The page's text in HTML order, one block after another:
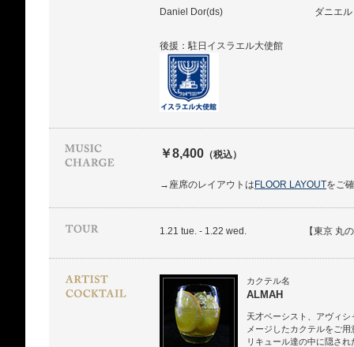
Daniel Dor(ds)
ダニエ
後援：駐日イスラエル大使館
￥8,400 （税込）
→座席のレイアウトは FLOOR LAYOUTをご
1.21 tue. - 1.22 wed. 【東京 丸
カクテル名
ALMAH
天才ベーシスト、アヴィ
メージしたカクテルをご
リキュール達の中に隠さ